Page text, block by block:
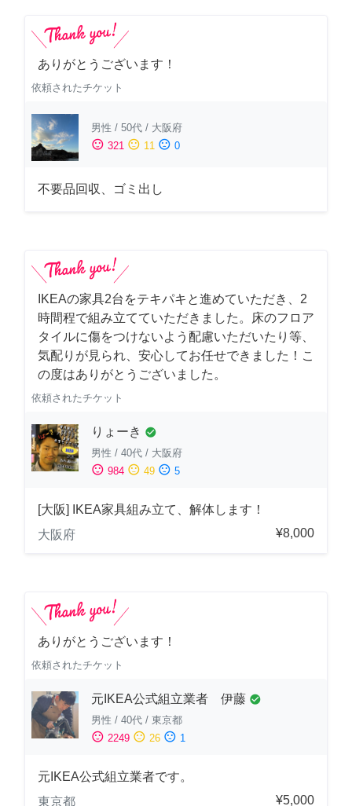
ありがとうございます！
依頼されたチケット
男性 / 50代 / 大阪府
sentiment_satisfied 321 sentiment_neutral 11 sentiment_dissatisfied 0
不要品回収、ゴミ出し
IKEAの家具2台をテキパキと進めていただき、2
時間程で組み立てていただきました。床のフロア
タイルに傷をつけないよう配慮いただいたり等、
気配りが見られ、安心してお任せできました！こ
の度はありがとうございました。
依頼されたチケット
りょーき check_circle
男性 / 40代 / 大阪府
sentiment_satisfied 984 sentiment_neutral 49 sentiment_dissatisfied 5
[大阪] IKEA家具組み立て、解体します！
大阪府
¥8,000
ありがとうございます！
依頼されたチケット
元IKEA公式組立業者 伊藤 check_circle
男性 / 40代 / 東京都
sentiment_satisfied 2249 sentiment_neutral 26 sentiment_dissatisfied 1
元IKEA公式組立業者です。
東京都
¥5,000